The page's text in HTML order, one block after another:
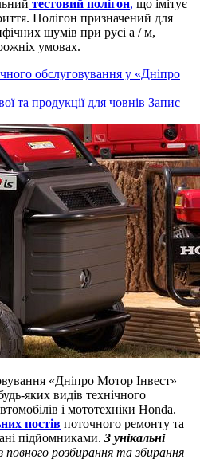
тестовий полігон, що імітує
Полігон призначений для
шумів при русі а / м,
умовах.
обслуговування у «Дніпро
та продукції для човнів Запис
«Дніпро Мотор Інвест»
яких видів технічного
і мототехніки Honda.
постів поточного ремонту та
підйомниками. 3 унікальні
повного розбирання та збирання